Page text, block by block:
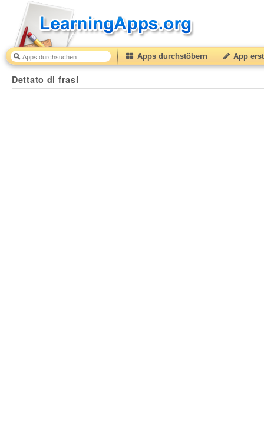
Apps durchstöbern App
Dettato di frasi